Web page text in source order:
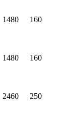
1480 160
1480 160
2460 250